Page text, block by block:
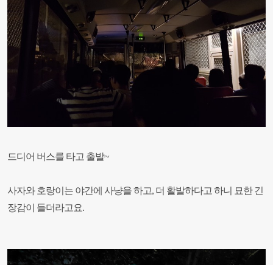
드디어 버스를 타고 출발~
사자와 호랑이는 야간에 사냥을 하고, 더 활발하다고 하니 묘한 긴
장감이 들더라고요.